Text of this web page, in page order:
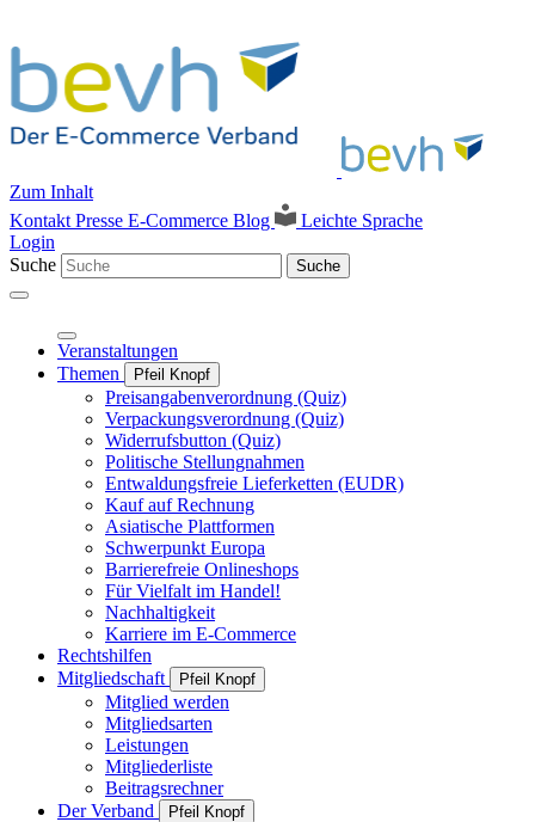
Zum Inhalt
Kontakt Presse E-Commerce Blog
Leichte Sprache
Login
Suche
Suche
Veranstaltungen
Themen
Pfeil Knopf
Preisangabenverordnung (Quiz)
Verpackungsverordnung (Quiz)
Widerrufsbutton (Quiz)
Politische Stellungnahmen
Entwaldungsfreie Lieferketten (EUDR)
Kauf auf Rechnung
Asiatische Plattformen
Schwerpunkt Europa
Barrierefreie Onlineshops
Für Vielfalt im Handel!
Nachhaltigkeit
Karriere im E-Commerce
Rechtshilfen
Mitgliedschaft
Pfeil Knopf
Mitglied werden
Mitgliedsarten
Leistungen
Mitgliederliste
Beitragsrechner
Der Verband
Pfeil Knopf